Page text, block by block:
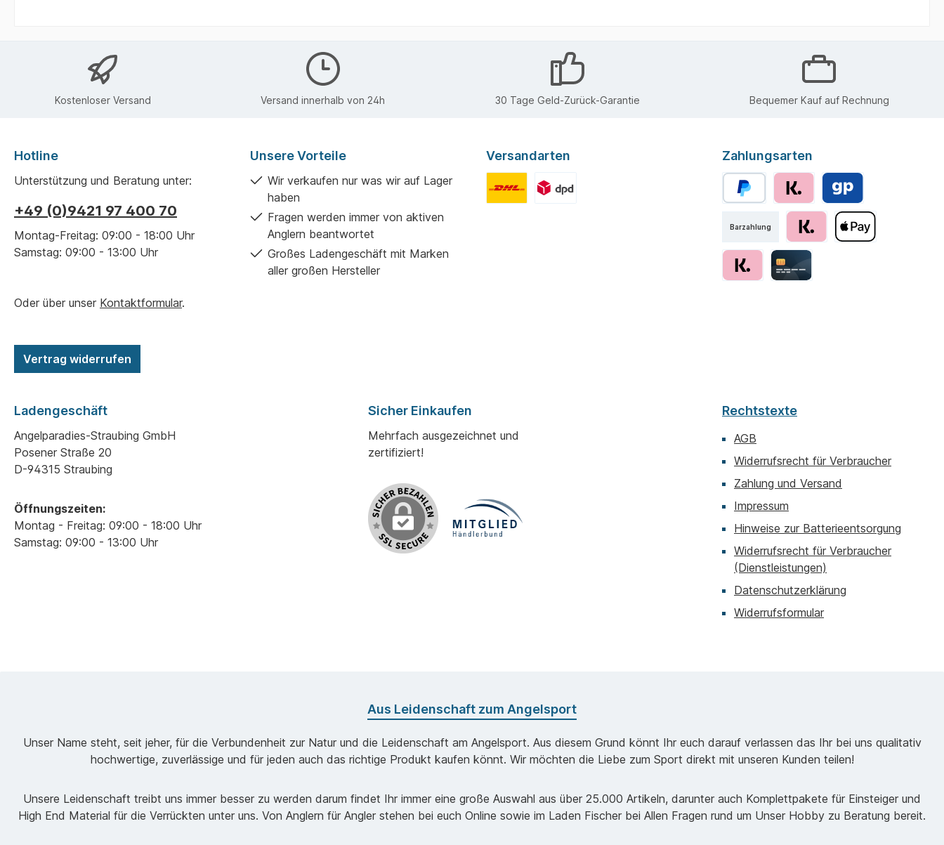
Kostenloser Versand Versand innerhalb von 24h 30 Tage Geld-Zurück-Garantie Bequemer Kauf auf Rechnung
Hotline
Unterstützung und Beratung unter:
+49 (0)9421 97 400 70
Montag-Freitag: 09:00 - 18:00 Uhr
Samstag: 09:00 - 13:00 Uhr
Oder über unser Kontaktformular.
Vertrag widerrufen
Unsere Vorteile
Wir verkaufen nur was wir auf Lager
haben
Fragen werden immer von aktiven
Anglern beantwortet
Großes Ladengeschäft mit Marken
aller großen Hersteller
Versandarten Zahlungsarten
Barzahlung
Ladengeschäft
Angelparadies-Straubing GmbH
Posener Straße 20
D-94315 Straubing
Öffnungszeiten:
Montag - Freitag: 09:00 - 18:00 Uhr
Samstag: 09:00 - 13:00 Uhr
Sicher Einkaufen
Mehrfach ausgezeichnet und
zertifiziert!
Rechtstexte
AGB
Widerrufsrecht für Verbraucher
Zahlung und Versand
Impressum
Hinweise zur Batterieentsorgung
Widerrufsrecht für Verbraucher
(Dienstleistungen)
Datenschutzerklärung
Widerrufsformular
Aus Leidenschaft zum Angelsport
Unser Name steht, seit jeher, für die Verbundenheit zur Natur und die Leidenschaft am Angelsport. Aus diesem Grund könnt Ihr euch darauf verlassen das Ihr bei uns qualitativ
hochwertige, zuverlässige und für jeden auch das richtige Produkt kaufen könnt. Wir möchten die Liebe zum Sport direkt mit unseren Kunden teilen!
Unsere Leidenschaft treibt uns immer besser zu werden darum findet Ihr immer eine große Auswahl aus über 25.000 Artikeln, darunter auch Komplettpakete für Einsteiger und
High End Material für die Verrückten unter uns. Von Anglern für Angler stehen bei euch Online sowie im Laden Fischer bei Allen Fragen rund um Unser Hobby zu Beratung bereit.